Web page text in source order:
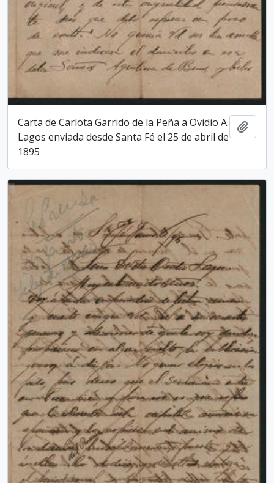
Carta de Carlota Garrido de la Peña a Ovidio A.
Lagos enviada desde Santa Fé el 25 de abril de
1895